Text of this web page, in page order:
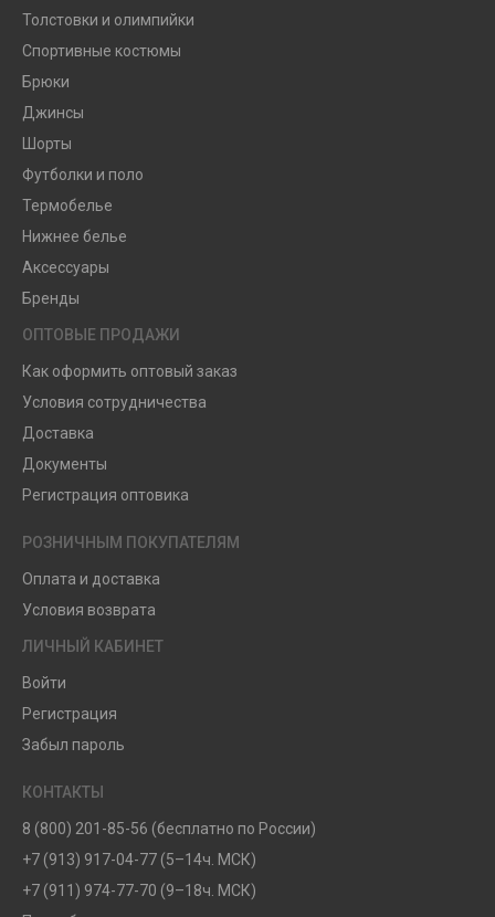
Толстовки и олимпийки
Спортивные костюмы
Брюки
Джинсы
Шорты
Футболки и поло
Термобелье
Нижнее белье
Аксессуары
Бренды
ОПТОВЫЕ ПРОДАЖИ
Как оформить оптовый заказ
Условия сотрудничества
Доставка
Документы
Регистрация оптовика
РОЗНИЧНЫМ ПОКУПАТЕЛЯМ
Оплата и доставка
Условия возврата
ЛИЧНЫЙ КАБИНЕТ
Войти
Регистрация
Забыл пароль
КОНТАКТЫ
8 (800) 201-85-56 (бесплатно по России)
+7 (913) 917-04-77 (5–14ч. МСК)
+7 (911) 974-77-70 (9–18ч. МСК)